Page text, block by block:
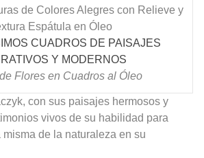
de Colores Alegres con Relieve y
Espátula en Óleo
CUADROS DE PAISAJES
Y MODERNOS
Flores en Cuadros al Óleo
con sus paisajes hermosos y
vivos de su habilidad para
de la naturaleza en su